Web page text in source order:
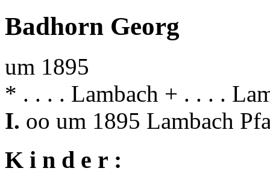
Badhorn Georg
um 1895
* . . . . Lambach + . . . .
I. oo um 1895 Lambach
K i n d e r :